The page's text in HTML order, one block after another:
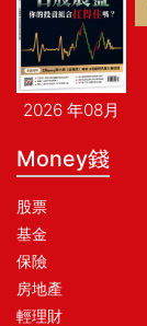
2026 年08月
Money錢
股票
基金
保險
房地產
輕理財